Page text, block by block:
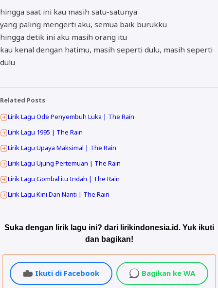
hingga saat ini kau masih satu-satunya
yang paling mengerti aku, semua baik burukku
hingga detik ini aku masih orang itu
kau kenal dengan hatimu, masih seperti dulu, masih seperti
dulu
Related Posts
Lirik Lagu Ode Penyembuh Luka | The Rain
Lirik Lagu 1995 | The Rain
Lirik Lagu Upaya Maksimal | The Rain
Lirik Lagu Ujung Pertemuan | The Rain
Lirik Lagu Gombal itu Indah | The Rain
Lirik Lagu Kini Dan Nanti | The Rain
Suka dengan lirik lagu ini? dari lirikindonesia.id. Yuk ikuti
dan bagikan!
Ikuti di Facebook Bagikan ke WA